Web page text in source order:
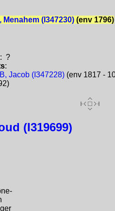
Menahem (I347230)(env 1796)
: ?
:
Jacob (I347228)(env 1817 -
(I319699)